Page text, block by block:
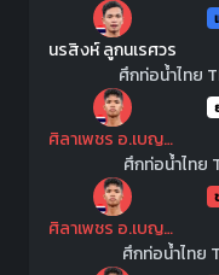
นรสิงห์ ลูกนเรศวร
ศึกท่อน้ำไทย
ศิลาเพชร อ.เบญจมาศ
ศึกท่อน้ำไทย
ศิลาเพชร อ.เบญจมาศ
ศึกท่อน้ำไทย